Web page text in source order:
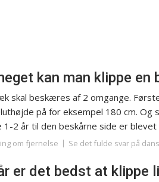
kan man klippe en
skal beskæres af 2 omgange.
på for eksempel 180 cm.
1-2 år til den beskårne side er
om fjernelse Se det fulde svar på
er det bedst at klippe